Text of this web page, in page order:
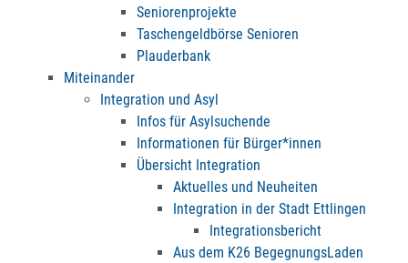
Seniorenprojekte
Taschengeldbörse Senioren
Plauderbank
Miteinander
Integration und Asyl
Infos für Asylsuchende
Informationen für Bürger*innen
Übersicht Integration
Aktuelles und Neuheiten
Integration in der Stadt Ettlingen
Integrationsbericht
Aus dem K26 BegegnungsLaden